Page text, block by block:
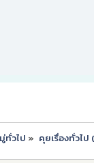
ทั่วไป » คุยเรื่องทั่วไป